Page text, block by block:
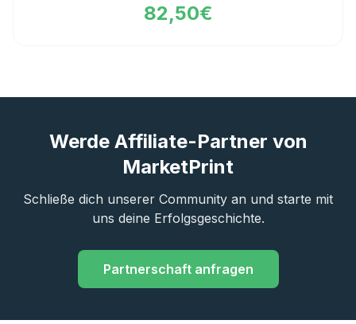
82,50€
Werde Affiliate-Partner von
MarketPrint
Schließe dich unserer Community an und starte mit
uns deine Erfolgsgeschichte.
Partnerschaft anfragen